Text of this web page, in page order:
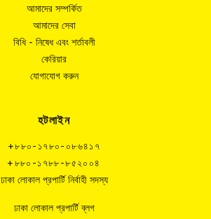
আমাদের সম্পর্কিত
আমাদের সেবা
বিধি - নিষেধ এবং শর্তাবলী
কেরিয়ার
যোগাযোগ করুন
হটলাইন
+৮৮০-১৭৮০-০৮৬৪১৭
+৮৮০-১৭৮৮-৮৫২০০৪
ঢাকা লোকাল প্রপার্টি নির্বাহী সদস্য
ঢাকা লোকাল প্রপার্টি ব্লগ